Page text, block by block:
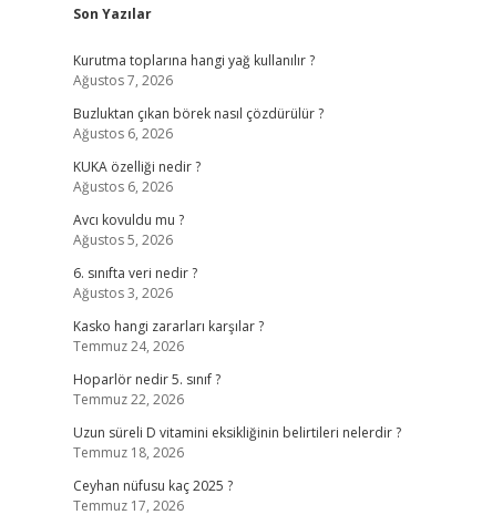
Sidebar
Son Yazılar
Kurutma toplarına hangi yağ kullanılır ?
Ağustos 7, 2026
Buzluktan çıkan börek nasıl çözdürülür ?
Ağustos 6, 2026
KUKA özelliği nedir ?
Ağustos 6, 2026
Avcı kovuldu mu ?
Ağustos 5, 2026
6. sınıfta veri nedir ?
Ağustos 3, 2026
Kasko hangi zararları karşılar ?
Temmuz 24, 2026
Hoparlör nedir 5. sınıf ?
Temmuz 22, 2026
Uzun süreli D vitamini eksikliğinin belirtileri nelerdir ?
Temmuz 18, 2026
Ceyhan nüfusu kaç 2025 ?
Temmuz 17, 2026